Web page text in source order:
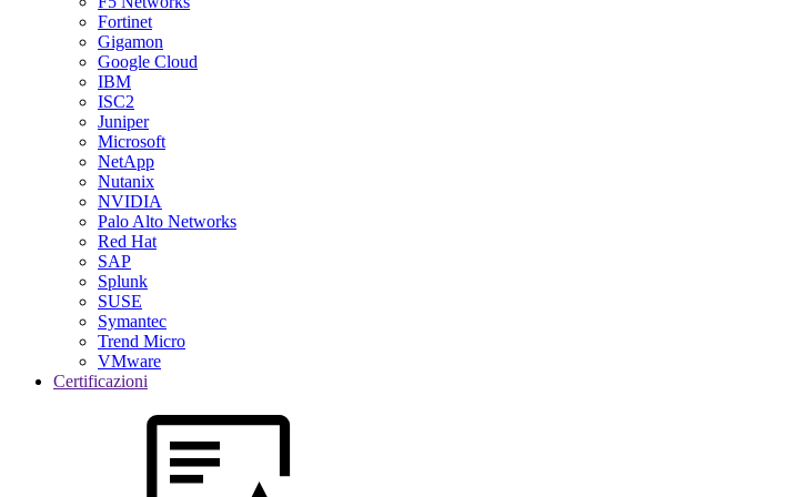
Fortinet
Gigamon
Google Cloud
IBM
ISC2
Juniper
Microsoft
NetApp
Nutanix
NVIDIA
Palo Alto Networks
Red Hat
SAP
Splunk
SUSE
Symantec
Trend Micro
VMware
Certificazioni